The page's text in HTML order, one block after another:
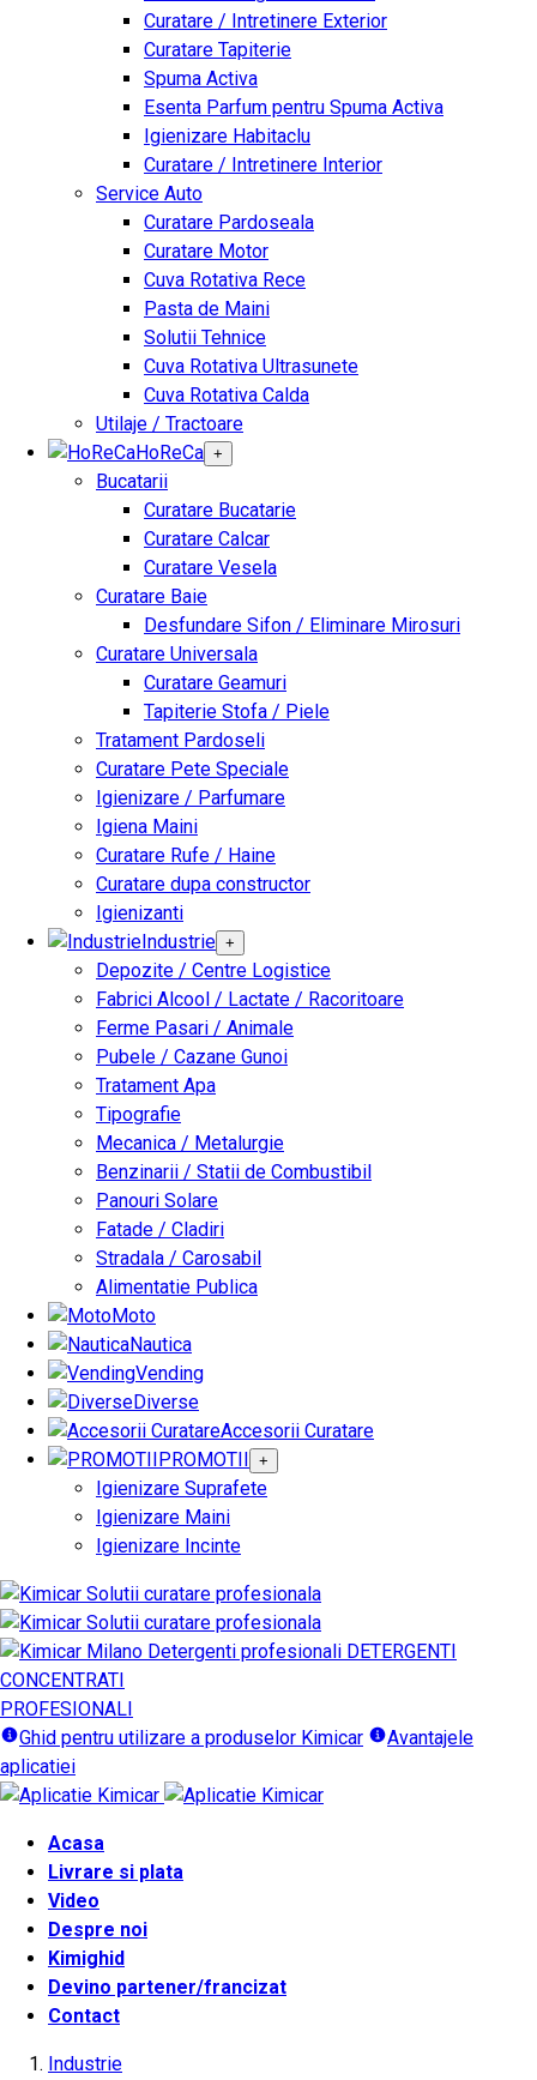
Curatare / Intretinere Exterior
Curatare Tapiterie
Spuma Activa
Esenta Parfum pentru Spuma Activa
Igienizare Habitaclu
Curatare / Intretinere Interior
Service Auto
Curatare Pardoseala
Curatare Motor
Cuva Rotativa Rece
Pasta de Maini
Solutii Tehnice
Cuva Rotativa Ultrasunete
Cuva Rotativa Calda
Utilaje / Tractoare
HoReCa +
Bucatarii
Curatare Bucatarie
Curatare Calcar
Curatare Vesela
Curatare Baie
Desfundare Sifon / Eliminare Mirosuri
Curatare Universala
Curatare Geamuri
Tapiterie Stofa / Piele
Tratament Pardoseli
Curatare Pete Speciale
Igienizare / Parfumare
Igiena Maini
Curatare Rufe / Haine
Curatare dupa constructor
Igienizanti
Industrie +
Depozite / Centre Logistice
Fabrici Alcool / Lactate / Racoritoare
Ferme Pasari / Animale
Pubele / Cazane Gunoi
Tratament Apa
Tipografie
Mecanica / Metalurgie
Benzinarii / Statii de Combustibil
Panouri Solare
Fatade / Cladiri
Stradala / Carosabil
Alimentatie Publica
Moto
Nautica
Vending
Diverse
Accesorii Curatare
PROMOTII +
Igienizare Suprafete
Igienizare Maini
Igienizare Incinte
DETERGENTI
CONCENTRATI
PROFESIONALI
Ghid pentru utilizare a produselor Kimicar
Avantajele
aplicatiei
Acasa
Livrare si plata
Video
Despre noi
Kimighid
Devino partener/francizat
Contact
Industrie